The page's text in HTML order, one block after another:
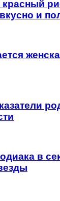
красный
и
в